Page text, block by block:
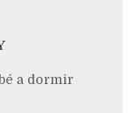
a dormir